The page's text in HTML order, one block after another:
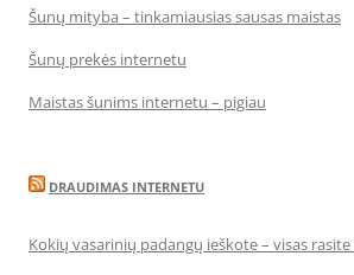
Šunų mityba – tinkamiausias sausas maistas
Šunų prekės internetu
Maistas šunims internetu – pigiau
DRAUDIMAS INTERNETU
Kokių vasarinių padangų ieškote – visas